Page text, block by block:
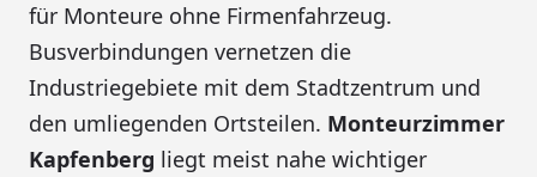
für Monteure ohne Firmenfahrzeug.
Busverbindungen vernetzen die
Industriegebiete mit dem Stadtzentrum und
den umliegenden Ortsteilen. Monteurzimmer
Kapfenberg liegt meist nahe wichtiger